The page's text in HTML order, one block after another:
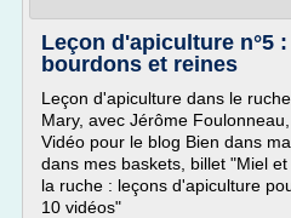
Leçon d'apiculture n°5
bourdons et reines
Leçon d'apiculture dans le
Mary, avec Jérôme
Vidéo pour le blog Bien dans
dans mes baskets, billet "Miel
la ruche : leçons d'apiculture
10 vidéos"